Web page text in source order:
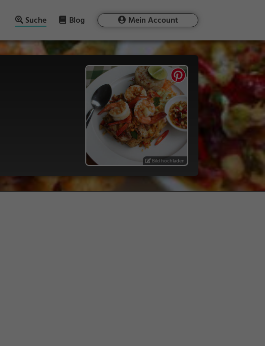
Suche Blog Mein Account
Bild hochladen